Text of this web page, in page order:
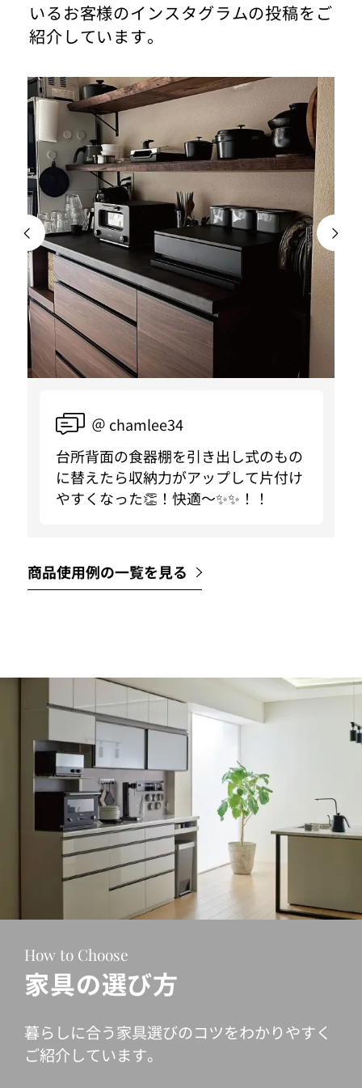
いるお客様のインスタグラムの投稿をご
紹介しています。
＠ chamlee34
台所背面の食器棚を引き出し式のもの
に替えたら収納力がアップして片付け
やすくなった👏！快適〜✨✨！！
商品使用例の一覧を見る
How to Choose
家具の選び方
暮らしに合う家具選びのコツをわかりやすく
ご紹介しています。